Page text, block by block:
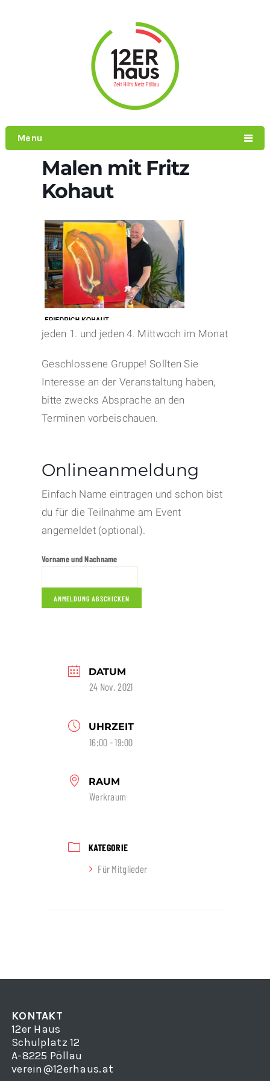
Menu
Malen mit Fritz
Kohaut
jeden 1. und jeden 4. Mittwoch im Monat
Geschlossene Gruppe! Sollten Sie
Interesse an der Veranstaltung haben,
bitte zwecks Absprache an den
Terminen vorbeischauen.
Onlineanmeldung
Einfach Name eintragen und schon bist
du für die Teilnahme am Event
angemeldet (optional).
Vorname und Nachname
DATUM
24 Nov. 2021
UHRZEIT
16:00 - 19:00
RAUM
Werkraum
KATEGORIE
Für Mitglieder
KONTAKT
12er Haus
Schulplatz 12
A-8225 Pöllau
verein@12erhaus.at